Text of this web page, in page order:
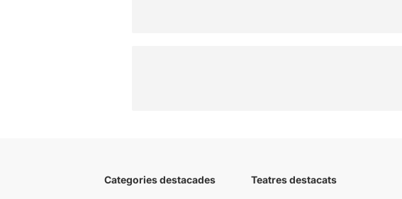
Categories destacades Teatres destacats